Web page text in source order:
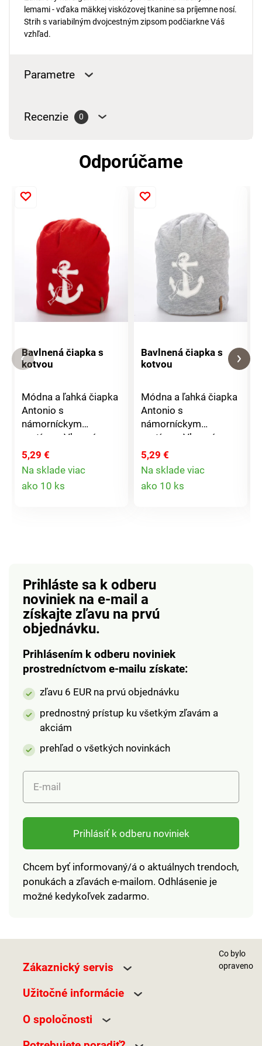
lemami - vďaka mäkkej viskózovej tkanine sa príjemne nosí.
Strih s variabilným dvojcestným zipsom podčiarkne Váš
vzhľad.
Parametre
Recenzie 0
Odporúčame
Bavlnená čiapka s
kotvou
Módna a ľahká čiapka
Antonio s
námorníckym
motívom.Vkusná a
štýlová, vhodná pre
všetky ročné
obdobia.Materiál:
100% bavlna Rozmer:
5,29 €
Na sklade viac
ako 10 ks
Bavlnená čiapka s
kotvou
Módna a ľahká čiapka
Antonio s
námorníckym
motívom.Vkusná a
štýlová, vhodná pre
všetky ročné
obdobia.Materiál:
100% bavlna Rozmer:
5,29 €
Na sklade viac
ako 10 ks
Prihláste sa k odberu
noviniek na e-mail a
získajte zľavu na prvú
objednávku.
Prihlásením k odberu noviniek
prostredníctvom e-mailu získate:
zľavu 6 EUR na prvú objednávku
prednostný prístup ku všetkým zľavám a
akciám
prehľad o všetkých novinkách
E-mail
Prihlásiť k odberu noviniek
Chcem byť informovaný/á o aktuálnych trendoch,
ponukách a zľavách e-mailom. Odhlásenie je
možné kedykoľvek zadarmo.
Zákaznický servis
Užitočné informácie
O spoločnosti
Co bylo
opraveno